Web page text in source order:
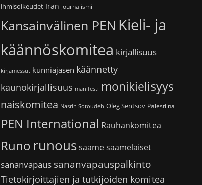
ihmisoikeudet Iran journalismi
Kansainvälinen PEN Kieli- ja
käännöskomitea kirjallisuus
kirjamessut kunniajäsen käännetty
kaunokirjallisuus manifesti monikielisyys
naiskomitea Nasrin Sotoudeh Oleg Sentsov Palestiina
PEN International Rauhankomitea
Runo runoussaamesaamelaiset
sananvapaus sananvapauspalkinto
Tietokirjoittajien ja tutkijoiden komitea